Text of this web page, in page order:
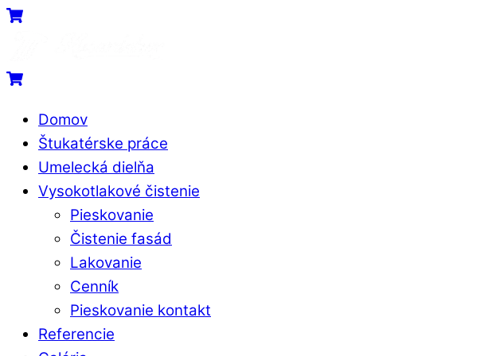
Skip
Menu
Cart
Cart
Domov
Štukatérske práce
Umelecká dielňa
Vysokotlakové čistenie
Pieskovanie
Čistenie fasád
Lakovanie
Cenník
Pieskovanie kontakt
Referencie